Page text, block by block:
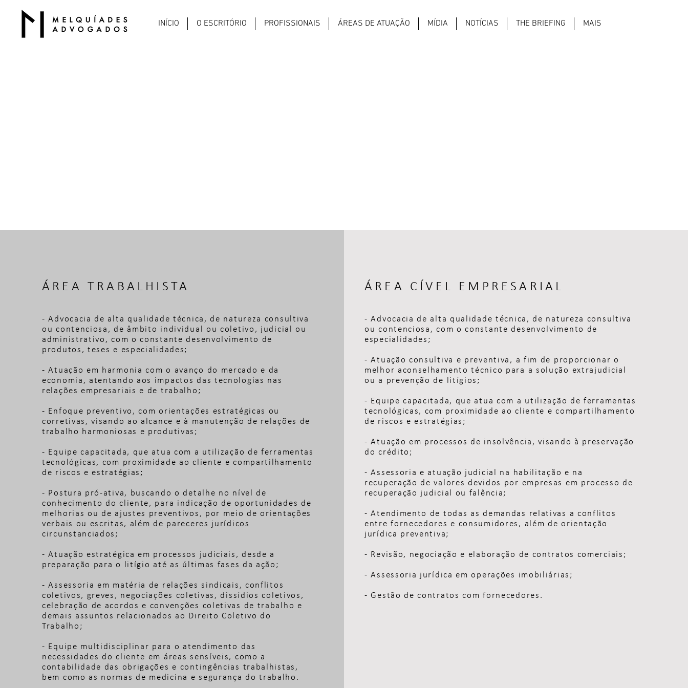
INÍCIO O ESCRITÓRIO PROFISSIONAIS ÁREAS DE ATUAÇÃO MÍDIA NOTÍCIAS THE BRIEFING MAIS
ÁREA TRABALHISTA
- Advocacia de alta qualidade técnica, de natureza consultiva
ou contenciosa, de âmbito individual ou coletivo, judicial ou
administrativo, com o constante desenvolvimento de
produtos, teses e especialidades;
- Atuação em harmonia com o avanço do mercado e da
economia, atentando aos impactos das tecnologias nas
relações empresariais e de trabalho;
- Enfoque preventivo, com orientações estratégicas ou
corretivas, visando ao alcance e à manutenção de relações de
trabalho harmoniosas e produtivas;
- Equipe capacitada, que atua com a utilização de ferramentas
tecnológicas, com proximidade ao cliente e compartilhamento
de riscos e estratégias;
- Postura pró-ativa, buscando o detalhe no nível de
conhecimento do cliente, para indicação de oportunidades de
melhorias ou de ajustes preventivos, por meio de orientações
verbais ou escritas, além de pareceres jurídicos
circunstanciados;
- Atuação estratégica em processos judiciais, desde a
preparação para o litígio até as últimas fases da ação;
- Assessoria em matéria de relações sindicais, conflitos
coletivos, greves, negociações coletivas, dissídios coletivos,
celebração de acordos e convenções coletivas de trabalho e
demais assuntos relacionados ao Direito Coletivo do
Trabalho;
- Equipe multidisciplinar para o atendimento das
necessidades do cliente em áreas sensíveis, como a
contabilidade das obrigações e contingências trabalhistas,
bem como as normas de medicina e segurança do trabalho.
ÁREA CÍVEL EMPRESARIAL
- Advocacia de alta qualidade técnica, de natureza consultiva
ou contenciosa, com o constante desenvolvimento de
especialidades;
- Atuação consultiva e preventiva, a fim de proporcionar o
melhor aconselhamento técnico para a solução extrajudicial
ou a prevenção de litígios;
- Equipe capacitada, que atua com a utilização de ferramentas
tecnológicas, com proximidade ao cliente e compartilhamento
de riscos e estratégias;
- Atuação em processos de insolvência, visando à preservação
do crédito;
- Assessoria e atuação judicial na habilitação e na
recuperação de valores devidos por empresas em processo de
recuperação judicial ou falência;
- Atendimento de todas as demandas relativas a conflitos
entre fornecedores e consumidores, além de orientação
jurídica preventiva;
- Revisão, negociação e elaboração de contratos comerciais;
- Assessoria jurídica em operações imobiliárias;
- Gestão de contratos com fornecedores.